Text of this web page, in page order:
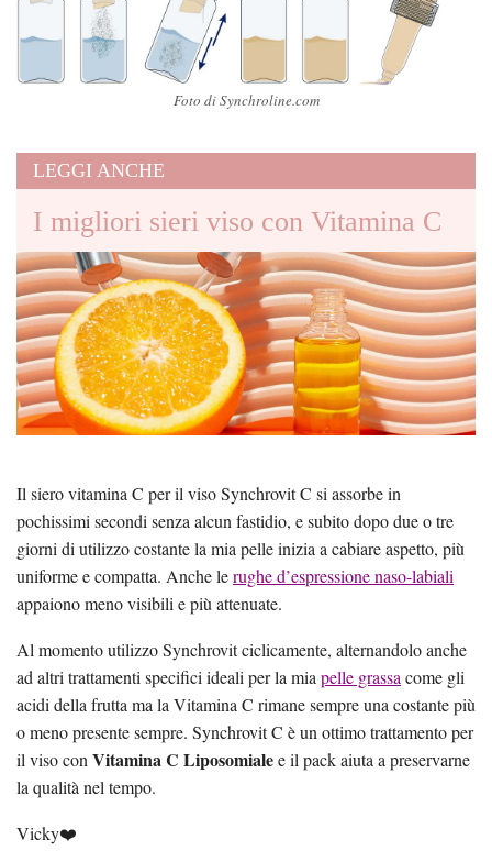
Foto di Synchroline.com
LEGGI ANCHE
I migliori sieri viso con Vitamina C
Il siero vitamina C per il viso Synchrovit C si assorbe in
pochissimi secondi senza alcun fastidio, e subito dopo due o tre
giorni di utilizzo costante la mia pelle inizia a cabiare aspetto, più
uniforme e compatta. Anche lerughe d’espressione naso-labiali
appaiono meno visibili e più attenuate.
Al momento utilizzo Synchrovit ciclicamente, alternandolo anche
ad altri trattamenti specifici ideali per la mia pelle grassa come gli
acidi della frutta ma la Vitamina C rimane sempre una costante più
o meno presente sempre. Synchrovit C è un ottimo trattamento per
il viso con Vitamina C Liposomialee il pack aiuta a preservarne
la qualità nel tempo.
Vicky❤️